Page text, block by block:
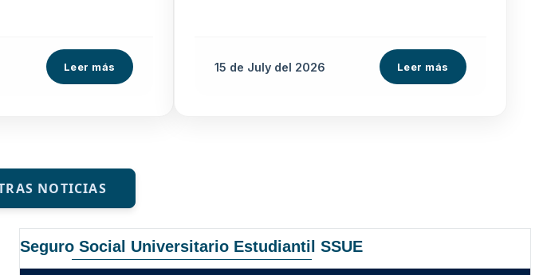
Leer más 15 de Julydel 2026 Leer más
NOTICIAS
Seguro Social Universitario Estudiantil SSUE